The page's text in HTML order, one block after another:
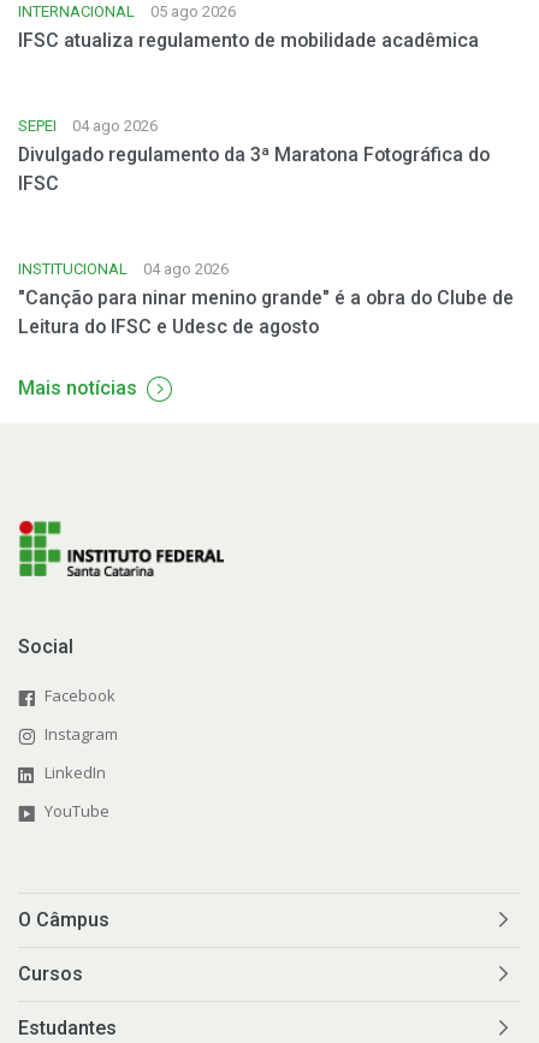
INTERNACIONAL 05 ago 2026
IFSC atualiza regulamento de mobilidade acadêmica
SEPEI 04 ago 2026
Divulgado regulamento da 3ª Maratona Fotográfica do
IFSC
INSTITUCIONAL 04 ago 2026
"Canção para ninar menino grande" é a obra do Clube de
Leitura do IFSC e Udesc de agosto
Mais notícias
Social
Facebook
Instagram
LinkedIn
YouTube
O Câmpus
Cursos
Estudantes